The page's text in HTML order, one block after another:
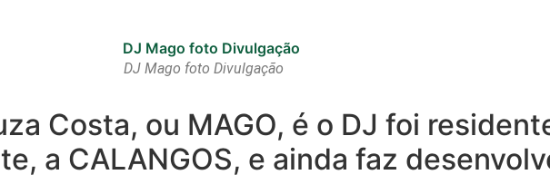
DJ Mago foto Divulgação
Costa, ou MAGO, é o DJ foi
a CALANGOS, e ainda faz